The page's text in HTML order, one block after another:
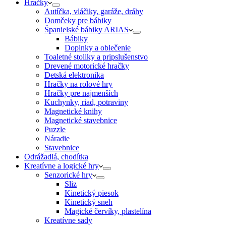
Hračky
Autíčka, vláčiky, garáže, dráhy
Domčeky pre bábiky
Španielské bábiky ARIAS
Bábiky
Doplnky a oblečenie
Toaletné stoliky a pripslušenstvo
Drevené motorické hračky
Detská elektronika
Hračky na rolové hry
Hračky pre najmenších
Kuchynky, riad, potraviny
Magnetické knihy
Magnetické stavebnice
Puzzle
Náradie
Stavebnice
Odrážadlá, chodítka
Kreatívne a logické hry
Senzorické hry
Sliz
Kinetický piesok
Kinetický sneh
Magické červíky, plastelína
Kreatívne sady